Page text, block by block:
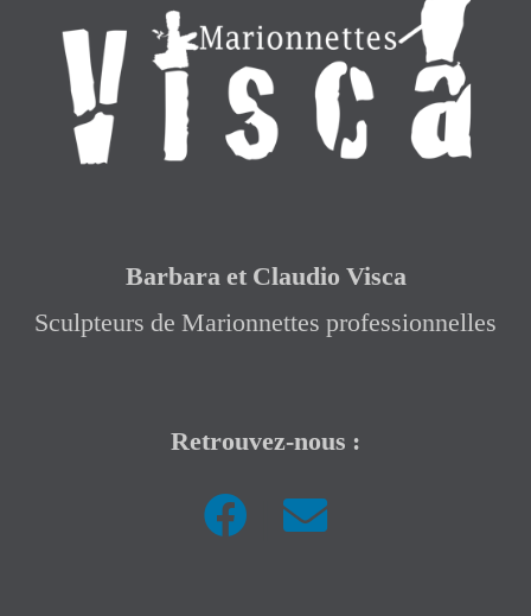
Barbara et Claudio Visca
Sculpteurs de Marionnettes professionnelles
Retrouvez-nous :